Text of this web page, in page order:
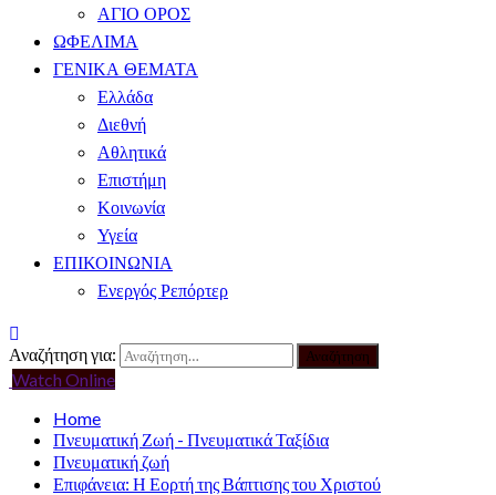
ΑΓΙΟ ΟΡΟΣ
ΩΦΕΛΙΜΑ
ΓΕΝΙΚΑ ΘΕΜΑΤΑ
Ελλάδα
Διεθνή
Αθλητικά
Επιστήμη
Κοινωνία
Υγεία
ΕΠΙΚΟΙΝΩΝΙΑ
Ενεργός Ρεπόρτερ
Αναζήτηση για:
Watch Online
Home
Πνευματική Ζωή - Πνευματικά Ταξίδια
Πνευματική ζωή
Επιφάνεια: Η Εορτή της Βάπτισης του Χριστού